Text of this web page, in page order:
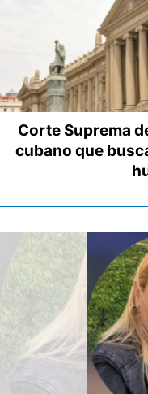
Corte Suprema
cubano que